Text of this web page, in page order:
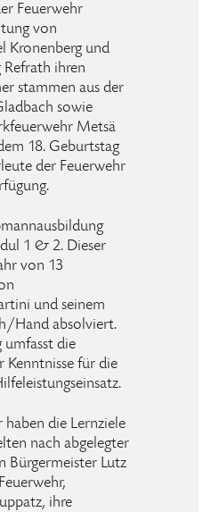
Feuerwehr
von
Kronenberg und
Refrath ihren
stammen aus der
sowie
Metsä
18. Geburtstag
der Feuerwehr
1 & 2. Dieser
von 13
und seinem
Hand absolviert.
umfasst die
für die
haben die Lernziele
nach abgelegter
Bürgermeister Lutz
ihre